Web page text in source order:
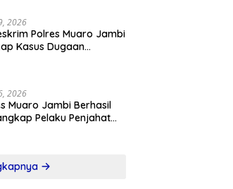
2026
Polres Muaro Jambi
Kasus Dugaan
2026
Muaro Jambi Berhasil
Pelaku Penjahat